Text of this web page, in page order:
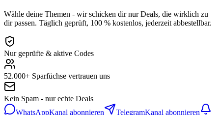
Wähle deine Themen - wir schicken dir nur Deals, die wirklich zu
dir passen. Täglich geprüft, 100 % kostenlos, jederzeit abbestellbar.
Nur geprüfte & aktive Codes
52.000+ Sparfüchse vertrauen uns
Kein Spam - nur echte Deals
WhatsAppKanal abonnieren TelegramKanal abonnieren